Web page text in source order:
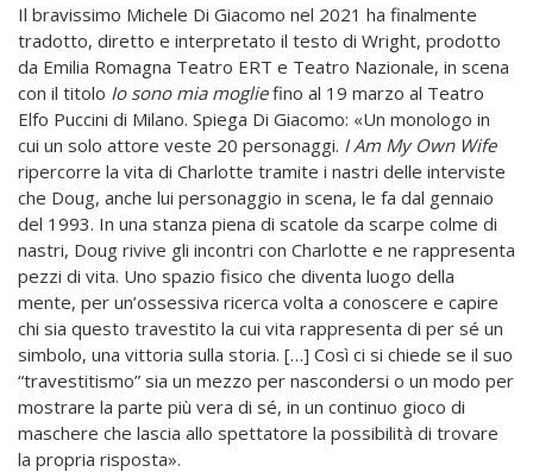
Il bravissimo Michele Di Giacomo nel 2021 ha finalmente
tradotto, diretto e interpretato il testo di Wright, prodotto
da Emilia Romagna Teatro ERT e Teatro Nazionale, in scena
con il titolo Io sono mia mogliefino al 19 marzo al Teatro
Elfo Puccini di Milano. Spiega Di Giacomo: «Un monologo in
cui un solo attore veste 20 personaggi. I Am My Own Wife
ripercorre la vita di Charlotte tramite i nastri delle interviste
che Doug, anche lui personaggio in scena, le fa dal gennaio
del 1993. In una stanza piena di scatole da scarpe colme di
nastri, Doug rivive gli incontri con Charlotte e ne rappresenta
pezzi di vita. Uno spazio fisico che diventa luogo della
mente, per un’ossessiva ricerca volta a conoscere e capire
chi sia questo travestito la cui vita rappresenta di per sé un
simbolo, una vittoria sulla storia. […] Così ci si chiede se il suo
“travestitismo” sia un mezzo per nascondersi o un modo per
mostrare la parte più vera di sé, in un continuo gioco di
maschere che lascia allo spettatore la possibilità di trovare
la propria risposta».